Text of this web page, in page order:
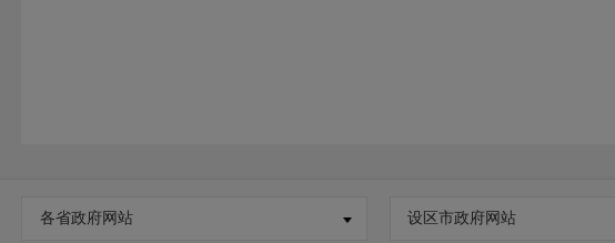
各省政府网站 设区市政府网站